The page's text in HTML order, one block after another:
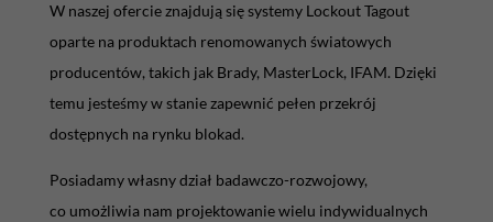
W naszej ofercie znajdują się systemy Lockout Tagout
oparte na produktach renomowanych światowych
producentów, takich jak Brady, MasterLock, IFAM. Dzięki
temu jesteśmy w stanie zapewnić pełen przekrój
dostępnych na rynku blokad.
Posiadamy własny dział badawczo-rozwojowy,
co umożliwia nam projektowanie wielu indywidualnych